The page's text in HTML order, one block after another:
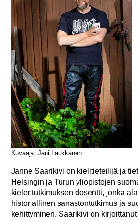
Kuvaaja: Jani Laukkanen
Janne Saarikivi on kielitieteilijä ja
Helsingin ja Turun yliopistojen
kielentutkimuksen dosentti, jonka
historiallinen sanastontutkimus ja
kehittyminen. Saarikivi on